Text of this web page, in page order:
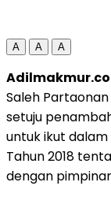
A A A
Saleh
setuju
untuk ikut
Tahun 2018
dengan